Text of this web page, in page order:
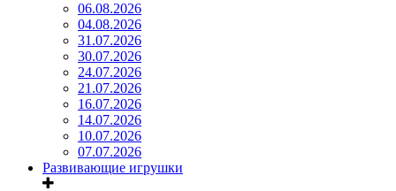
06.08.2026
04.08.2026
31.07.2026
30.07.2026
24.07.2026
21.07.2026
16.07.2026
14.07.2026
10.07.2026
07.07.2026
Развивающие игрушки